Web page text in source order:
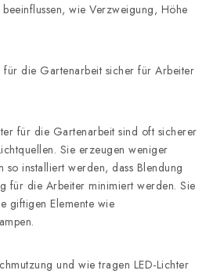
wie Verzweigung, Höhe
für die Gartenarbeit sicher für Arbeiter
für die Gartenarbeit sind oft sicherer
Sie erzeugen weniger
so installiert werden, dass Blendung
für die Arbeiter minimiert werden. Sie
giftigen Elemente wie
und wie tragen LED-Lichter